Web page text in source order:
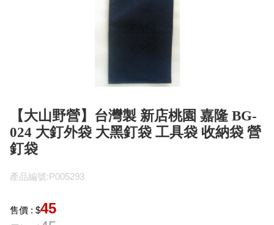
【大山野營】台灣製 新店桃園 嘉隆 BG-
024 大釘外袋 大黑釘袋 工具袋 收納袋 營
釘袋
產品編號:P005293
售價 : $45